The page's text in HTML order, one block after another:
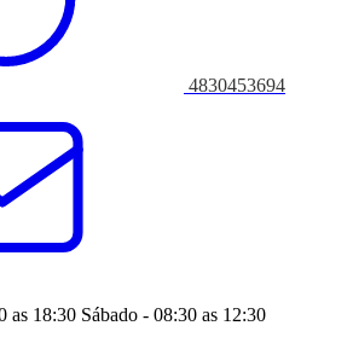
4830453694
as 18:30 Sábado - 08:30 as 12:30